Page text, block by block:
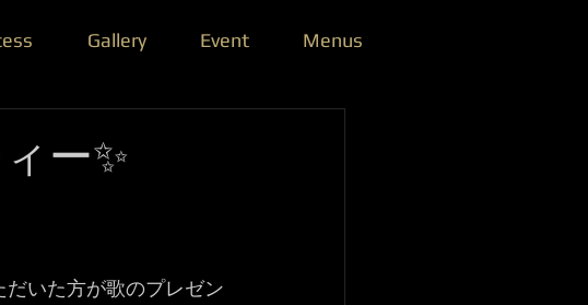
Gallery Event Menus
ー✨
いた方が歌のプレゼン